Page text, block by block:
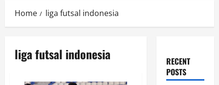
Home liga futsal indonesia
liga futsal indonesia
RECENT
POSTS